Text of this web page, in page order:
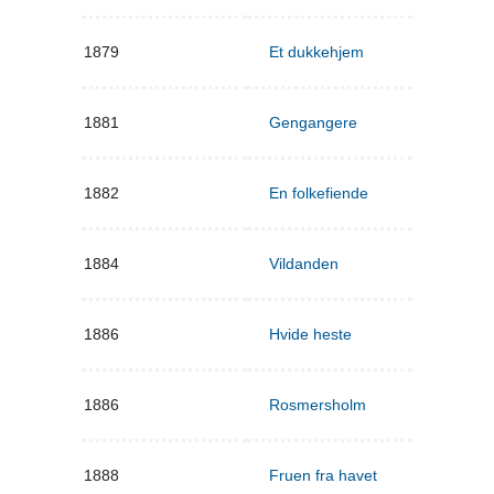
1879 Et dukkehjem
1881 Gengangere
1882 En folkefiende
1884 Vildanden
1886 Hvide heste
1886 Rosmersholm
1888 Fruen fra havet